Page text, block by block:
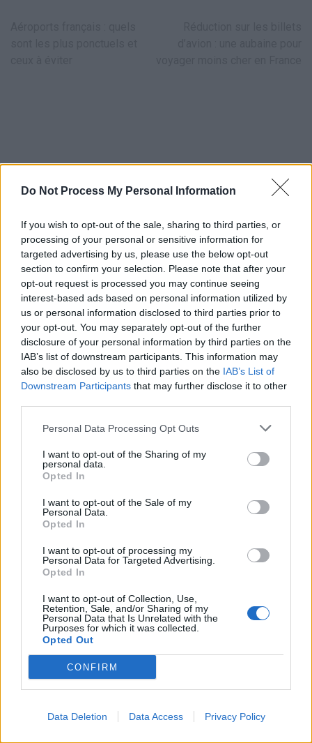
Do Not Process My Personal Information
If you wish to opt-out of the sale, sharing to third parties, or
processing of your personal or sensitive information for
targeted advertising by us, please use the below opt-out
section to confirm your selection. Please note that after your
opt-out request is processed you may continue seeing
interest-based ads based on personal information utilized by
us or personal information disclosed to third parties prior to
your opt-out. You may separately opt-out of the further
disclosure of your personal information by third parties on the
IAB’s list of downstream participants. This information may
also be disclosed by us to third parties on the IAB’s List of
Downstream Participants that may further disclose it to other
Personal Data Processing Opt Outs
I want to opt-out of the Sharing of my
personal data.
Opted In
I want to opt-out of the Sale of my
Personal Data.
Opted In
I want to opt-out of processing my
Personal Data for Targeted Advertising.
Opted In
I want to opt-out of Collection, Use,
Retention, Sale, and/or Sharing of my
Personal Data that Is Unrelated with the
Purposes for which it was collected.
Opted Out
CONFIRM
Data Deletion Data Access Privacy Policy
LAISSER UN COMMENTAIRE
obligatoires sont indiqués avec *
Test
Translation
Nom*
Enregistrer mon nom, mon e-mail et mon site dans le
navigateur pour mon prochain commentaire.
Rechercher